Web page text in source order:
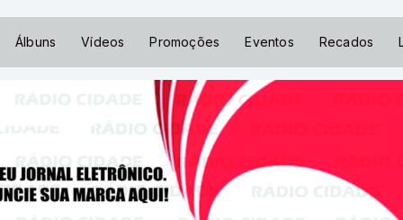
Álbuns Vídeos Promoções Eventos Recados